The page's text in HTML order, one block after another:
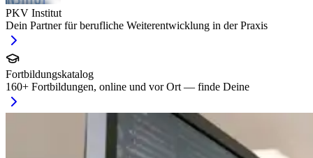
PKV Institut
Dein Partner für berufliche Weiterentwicklung in der Praxis
Fortbildungskatalog
160+ Fortbildungen, online und vor Ort — finde Deine